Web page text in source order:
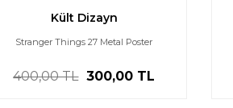
Kült Dizayn
Stranger Things 27 Metal Poster
400,00 TL 300,00 TL